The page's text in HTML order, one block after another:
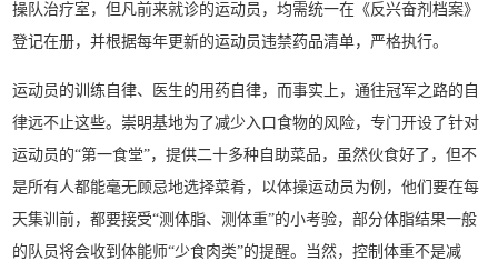
操队治疗室，但凡前来就诊的运动员，均需统一在《反兴奋剂档案》
登记在册，并根据每年更新的运动员违禁药品清单，严格执行。
运动员的训练自律、医生的用药自律，而事实上，通往冠军之路的自
律远不止这些。崇明基地为了减少入口食物的风险，专门开设了针对
运动员的“第一食堂”，提供二十多种自助菜品，虽然伙食好了，但不
是所有人都能毫无顾忌地选择菜肴，以体操运动员为例，他们要在每
天集训前，都要接受“测体脂、测体重”的小考验，部分体脂结果一般
的队员将会收到体能师“少食肉类”的提醒。当然，控制体重不是减